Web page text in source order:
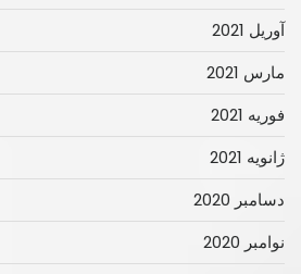
آوریل 2021
مارس 2021
فوریه 2021
ژانویه 2021
دسامبر 2020
نوامبر 2020